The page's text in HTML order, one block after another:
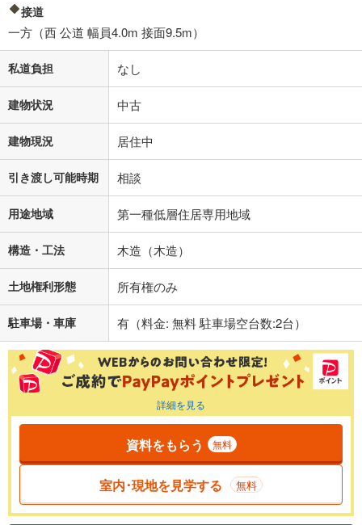
接道
一方（西 公道 幅員4.0m 接面9.5m）
私道負担 なし
建物状況 中古
建物現況 居住中
引き渡し可能時期 相談
用途地域 第一種低層住居専用地域
構造・工法 木造（木造）
土地権利形態 所有権のみ
駐車場・車庫 有（料金: 無料 駐車場空台数:2台）
詳細を見る
資料をもらう 無料
室内･現地を見学する 無料